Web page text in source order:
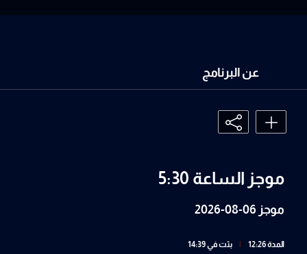
عن البرنامج
موجز الساعة 5:30
موجز 06-08-2026
المدة 12:26 بثت في 14:39